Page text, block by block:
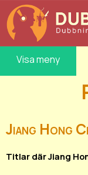
Visa meny
Jiang Hong
Titlar där Jiang